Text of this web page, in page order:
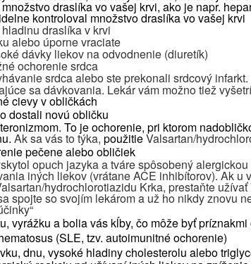
draslíka vo vašej krvi, ako je napr.
kontroloval množstvo draslíka vo vašej krvi
draslíka v krvi
alebo úporne vraciate
dávky liekov na odvodnenie (diuretík)
ochorenie srdca
srdca alebo ste prekonali srdcový
sa dávkovania. Lekár vám možno tiež
cievy v obličkách
dostali novú obličku
To je ochorenie, pri ktorom
Ak sa vás to týka, použitieValsartan/
pečene alebo obličiek
opuch jazyka a tváre spôsobený
iných liekov (vrátane ACE inhibítorov). Ak u
hydrochlorotiazidu Krka, prestaňte užívať
spojte so svojím lekárom a už ho nikdy znovu
vyrážku a bolia vás kĺby, čo môže byť
(SLE, tzv. autoimunitné ochorenie)
dnu, vysoké hladiny cholesterolu alebo